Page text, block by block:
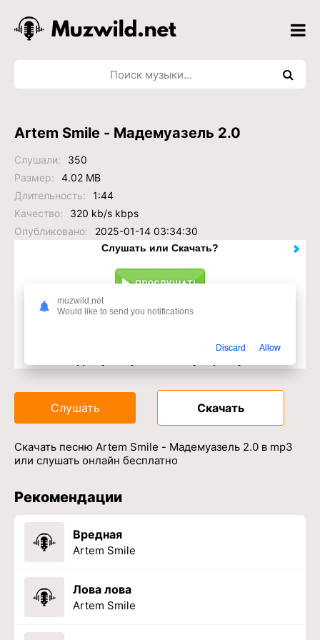
Artem Smile - Мадемуазель 2.0
Слушали:
350
Размер:
4.02 MB
Длительность:
1:44
Качество:
320 kb/s kbps
Опубликовано:
2025-01-14 03:34:30
Слушать или Скачать?
Слушать Скачать
Скачать песню Artem Smile - Мадемуазель 2.0 в mp3
или слушать онлайн бесплатно
Рекомендации
Вредная
Artem Smile
Лова лова
Artem Smile
muzwild.net
Would like to send you notifications
Discard Allow